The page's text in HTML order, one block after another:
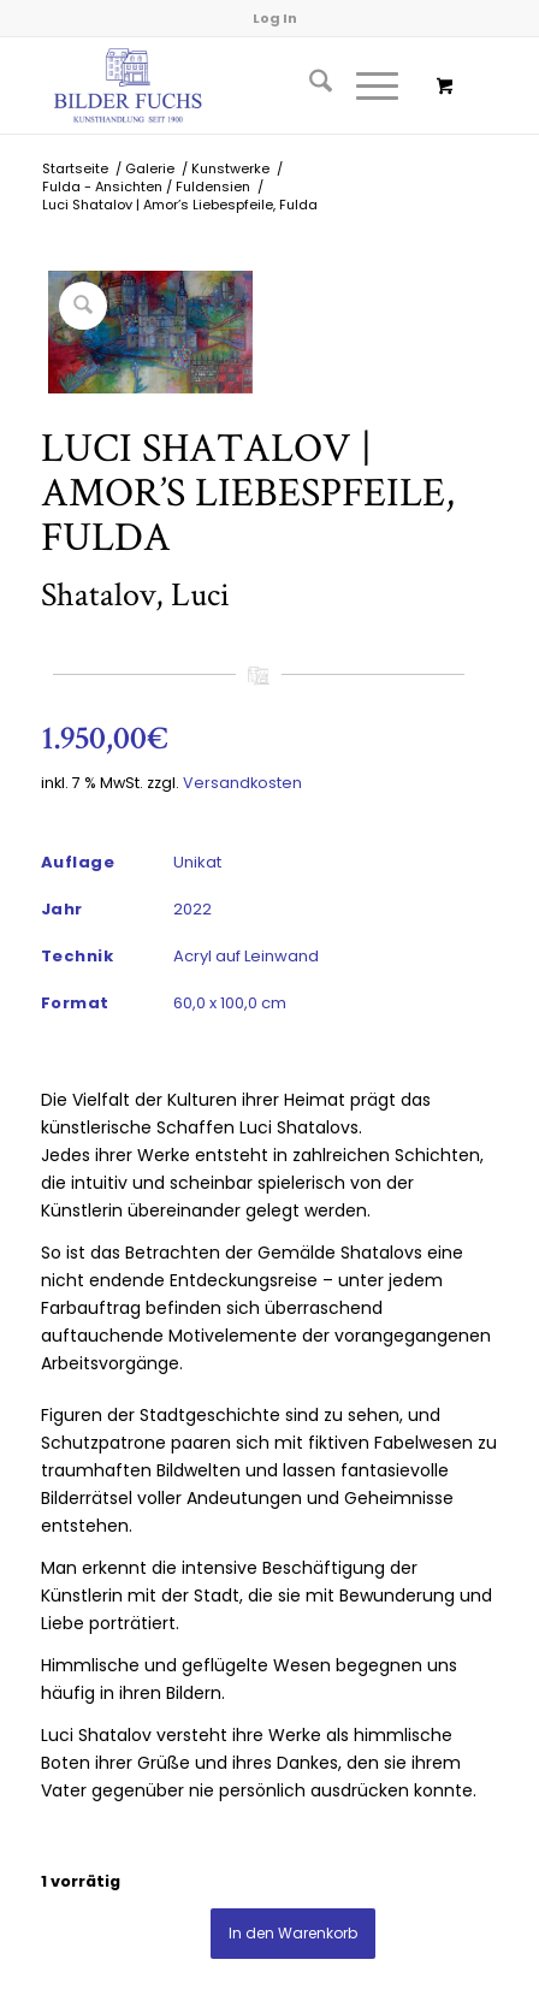
Log In
Startseite / Galerie / Kunstwerke /
Fulda - Ansichten / Fuldensien /
Luci Shatalov | Amor’s Liebespfeile, Fulda
LUCI SHATALOV |
AMOR’S LIEBESPFEILE,
FULDA
Shatalov, Luci
1.950,00€
inkl. 7 % MwSt. zzgl. Versandkosten
Auflage Unikat
Jahr 2022
Technik Acryl auf Leinwand
Format 60,0 x 100,0 cm
Die Vielfalt der Kulturen ihrer Heimat prägt das
künstlerische Schaffen Luci Shatalovs.
Jedes ihrer Werke entsteht in zahlreichen Schichten,
die intuitiv und scheinbar spielerisch von der
Künstlerin übereinander gelegt werden.
So ist das Betrachten der Gemälde Shatalovs eine
nicht endende Entdeckungsreise – unter jedem
Farbauftrag befinden sich überraschend
auftauchende Motivelemente der vorangegangenen
Arbeitsvorgänge.
Figuren der Stadtgeschichte sind zu sehen, und
Schutzpatrone paaren sich mit fiktiven Fabelwesen zu
traumhaften Bildwelten und lassen fantasievolle
Bilderrätsel voller Andeutungen und Geheimnisse
entstehen.
Man erkennt die intensive Beschäftigung der
Künstlerin mit der Stadt, die sie mit Bewunderung und
Liebe porträtiert.
Himmlische und geflügelte Wesen begegnen uns
häufig in ihren Bildern.
Luci Shatalov versteht ihre Werke als himmlische
Boten ihrer Grüße und ihres Dankes, den sie ihrem
Vater gegenüber nie persönlich ausdrücken konnte.
1 vorrätig
In den Warenkorb